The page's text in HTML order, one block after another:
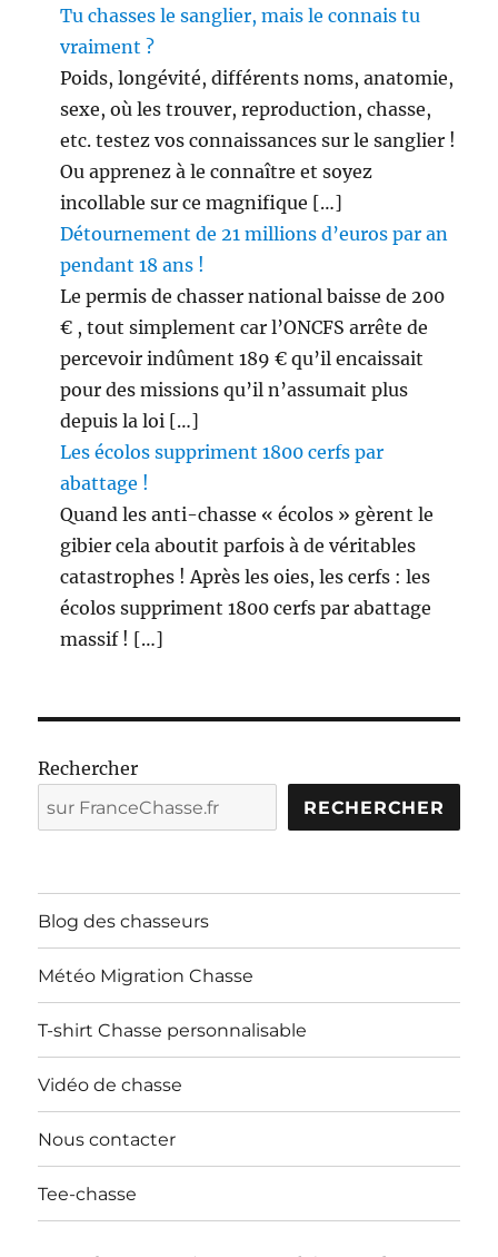
Tu chasses le sanglier, mais le connais tu
vraiment ?
Poids, longévité, différents noms, anatomie,
sexe, où les trouver, reproduction, chasse,
etc. testez vos connaissances sur le sanglier !
Ou apprenez à le connaître et soyez
incollable sur ce magnifique […]
Détournement de 21 millions d’euros par an
pendant 18 ans !
Le permis de chasser national baisse de 200
€ , tout simplement car l’ONCFS arrête de
percevoir indûment 189 € qu’il encaissait
pour des missions qu’il n’assumait plus
depuis la loi […]
Les écolos suppriment 1800 cerfs par
abattage !
Quand les anti-chasse « écolos » gèrent le
gibier cela aboutit parfois à de véritables
catastrophes ! Après les oies, les cerfs : les
écolos suppriment 1800 cerfs par abattage
massif ! […]
Rechercher
RECHERCHER
Blog des chasseurs
Météo Migration Chasse
T-shirt Chasse personnalisable
Vidéo de chasse
Nous contacter
Tee-chasse